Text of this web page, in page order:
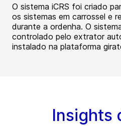
O sistema iCRS foi criado
os sistemas em carrossel e
durante a ordenha. O
controlado pelo extrator
instalado na plataforma
Insights